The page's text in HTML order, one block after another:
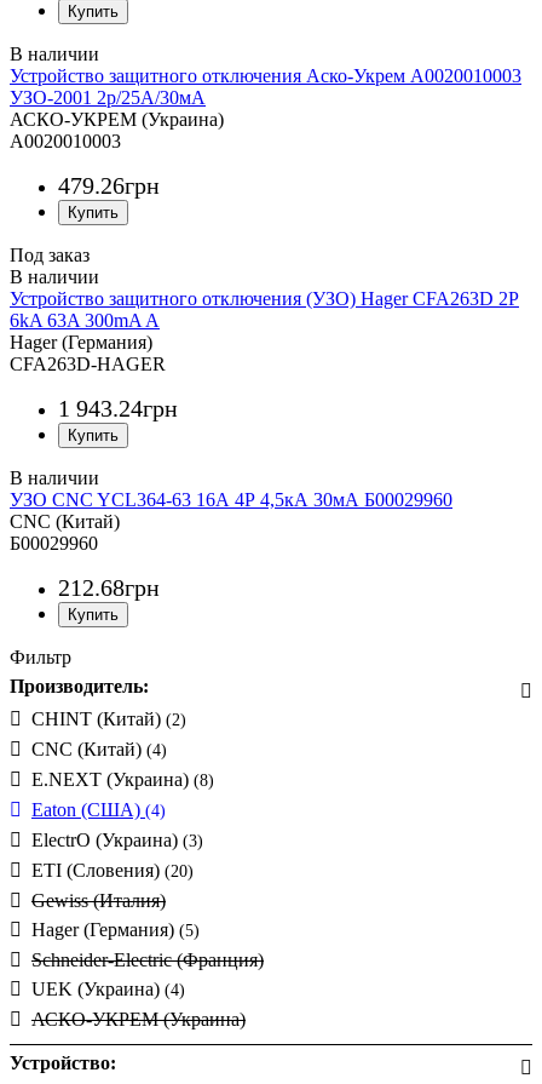
Устройство защитного отключения Аско-Укрем A0020010003
УЗО-2001 2р/25А/30мА
АСКО-УКРЕМ (Украина)
A0020010003
479.26грн
Под заказ
Устройство защитного отключения (УЗО) Hager CFA263D 2P
6kA 63A 300mA A
Hager (Германия)
CFA263D-HAGER
1 943.24грн
УЗО CNC YCL364-63 16А 4Р 4,5кА 30мА Б00029960
CNC (Китай)
Б00029960
212.68грн
Фильтр
Производитель:
CHINT (Китай) (2)
CNC (Китай) (4)
E.NEXT (Украина) (8)
Eaton (США) (4)
ElectrO (Украина) (3)
ETI (Словения) (20)
Gewiss (Италия)
Hager (Германия) (5)
Schneider-Electric (Франция)
UEK (Украина) (4)
АСКО-УКРЕМ (Украина)
Устройство: